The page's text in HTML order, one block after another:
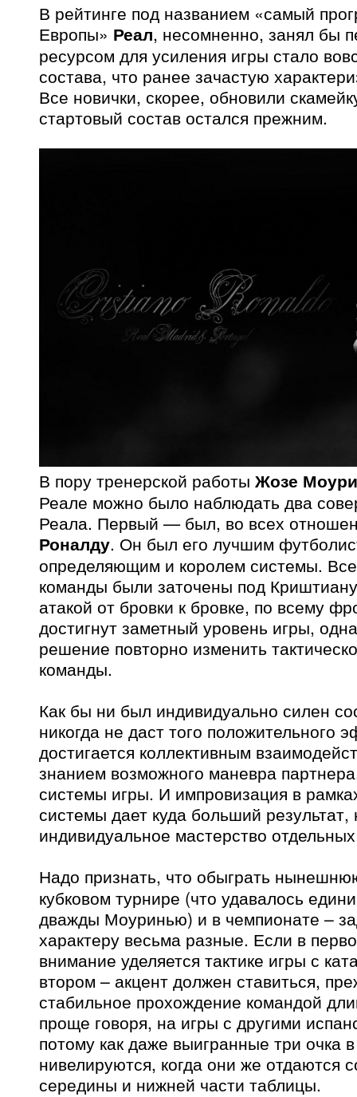
В рейтинге под названием «самый
Европы» Реал, несомненно, занял бы
ресурсом для усиления игры стало
состава, что ранее зачастую
Все новички, скорее, обновили
стартовый состав остался прежним.
В пору тренерской работы Жозе
Реале можно было наблюдать два
Реала. Первый — был, во всех
Роналду. Он был его лучшим
определяющим и королем системы.
команды были заточены под
атакой от бровки к бровке, по всему
достигнут заметный уровень игры,
решение повторно изменить
команды.
Как бы ни был индивидуально силен
никогда не даст того положительного
достигается коллективным
знанием возможного маневра
системы игры. И импровизация в
системы дает куда больший результат,
индивидуальное мастерство
Надо признать, что обыграть
кубковом турнире (что удавалось
дважды Моуринью) и в чемпионате –
характеру весьма разные. Если в
внимание уделяется тактике игры с
втором – акцент должен ставиться,
стабильное прохождение командой
проще говоря, на игры с другими
потому как даже выигранные три очка
нивелируются, когда они же отдаются
середины и нижней части таблицы.